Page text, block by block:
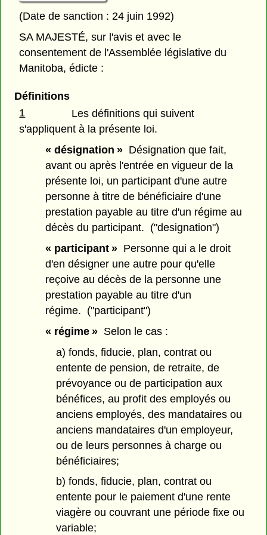
(Date de sanction : 24 juin 1992)
SA MAJESTÉ, sur l'avis et avec le
consentement de l'Assemblée législative du
Manitoba, édicte :
Définitions
1
Les définitions qui suivent
s'appliquent à la présente loi.
« désignation » Désignation que fait,
avant ou après l'entrée en vigueur de la
présente loi, un participant d'une autre
personne à titre de bénéficiaire d'une
prestation payable au titre d'un régime au
décès du participant. ("designation")
« participant » Personne qui a le droit
d'en désigner une autre pour qu'elle
reçoive au décès de la personne une
prestation payable au titre d'un
régime. ("participant")
« régime » Selon le cas :
a) fonds, fiducie, plan, contrat ou
entente de pension, de retraite, de
prévoyance ou de participation aux
bénéfices, au profit des employés ou
anciens employés, des mandataires ou
anciens mandataires d'un employeur,
ou de leurs personnes à charge ou
bénéficiaires;
b) fonds, fiducie, plan, contrat ou
entente pour le paiement d'une rente
viagère ou couvrant une période fixe ou
variable;